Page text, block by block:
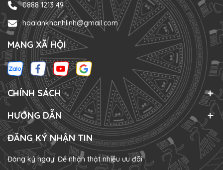
0888 1213 49
hoalankhanhlinh@gmail.com
MẠNG XÃ HỘI
CHÍNH SÁCH
HƯỚNG DẪN
ĐĂNG KÝ NHẬN TIN
Đăng ký ngay! Để nhận thật nhiều ưu đãi